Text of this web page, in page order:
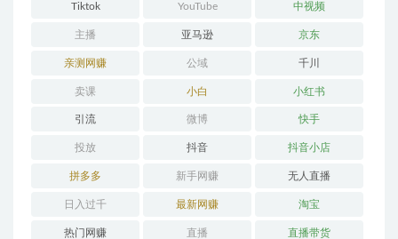
Tiktok YouTube 中视频
主播 亚马逊 京东
亲测网赚 公域 千川
卖课 小白 小红书
引流 微博 快手
投放 抖音 抖音小店
拼多多 新手网赚 无人直播
日入过千 最新网赚 淘宝
热门网赚 直播 直播带货